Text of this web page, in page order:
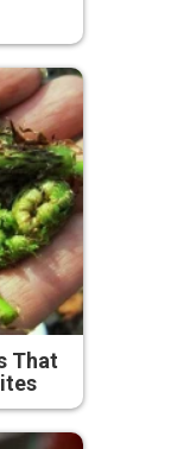
That